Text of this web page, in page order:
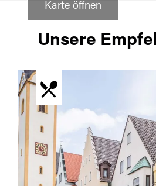
Karte öffnen
Unsere